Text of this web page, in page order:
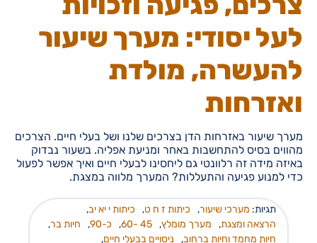
לעל יסודי: מערך שיעור
להעשרה, מולדת
ואזרחות
מערך שיעור באזרחות הדן בצרכים שלנו ושל בעלי חיים. הצרכים
מהווים בסיס להתחשבות באחר ומניעת אפליה. בשעור נבדוק
באיזה מידה זה רלוונטי גם ליחסינו לבעלי חיים ואיך אפשר לפעול
כדי למנוע פגיעה והתעללות? המערך מלווה במצגת.
תגיות: מערכי שיעור, כיתות ז ח ט, כיתות י יא יב,
הרצאה ומצגת, מערך מומלץ,
45 -60
, כ-90 , חיות בר,
חיות מחמד וחיות ברחוב, ניסויים בבעלי חיים,